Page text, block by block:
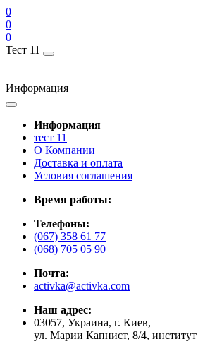
0
0
0
Тест 11
Информация
Информация
тест 11
О Компании
Доставка и оплата
Условия соглашения
Время работы:
Телефоны:
(067) 358 61 77
(068) 705 05 90
Почта:
activka@activka.com
Наш адрес:
03057, Украина, г. Киев,
ул. Марии Капнист, 8/4,